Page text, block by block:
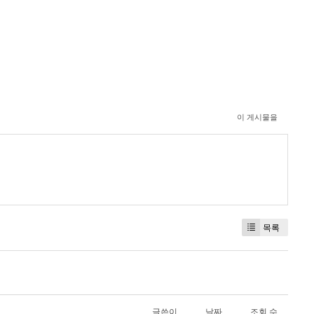
이 게시물을
목록
글쓴이 날짜 조회 수